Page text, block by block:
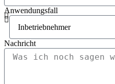
Anwendungsfall
Nachricht